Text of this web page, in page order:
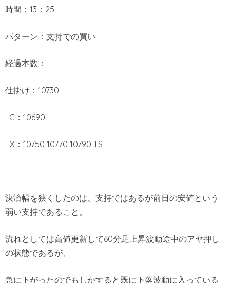
時間：13：25
パターン：支持での買い
経過本数：
仕掛け：10730
LC：10690
EX：10750 10770 10790 TS
決済幅を狭くしたのは、支持ではあるが前日の安値という
弱い支持であること。
流れとしては高値更新して60分足上昇波動途中のアヤ押し
の状態であるが、
急に下がったのでもしかすると既に下落波動に入っている